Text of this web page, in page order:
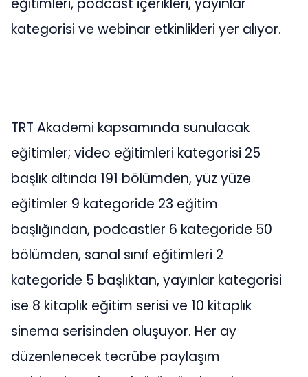
kategorisi ve webinar etkinlikleri yer alıyor.
TRT Akademi kapsamında sunulacak
eğitimler; video eğitimleri kategorisi 25
başlık altında 191 bölümden, yüz yüze
eğitimler 9 kategoride 23 eğitim
başlığından, podcastler 6 kategoride 50
bölümden, sanal sınıf eğitimleri 2
kategoride 5 başlıktan, yayınlar kategorisi
ise 8 kitaplık eğitim serisi ve 10 kitaplık
sinema serisinden oluşuyor. Her ay
düzenlenecek tecrübe paylaşım